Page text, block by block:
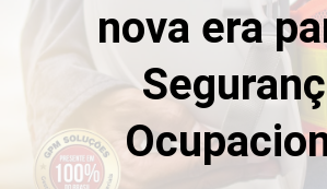
nova era